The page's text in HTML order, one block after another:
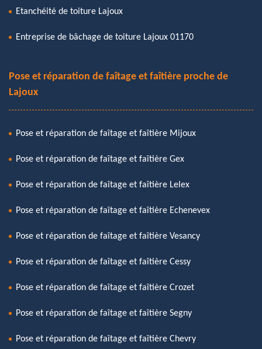
Etanchéité de toiture Lajoux
Entreprise de bâchage de toiture Lajoux 01170
Pose et réparation de faîtage et faîtière proche de
Lajoux
Pose et réparation de faîtage et faîtière Mijoux
Pose et réparation de faîtage et faîtière Gex
Pose et réparation de faîtage et faîtière Lelex
Pose et réparation de faîtage et faîtière Echenevex
Pose et réparation de faîtage et faîtière Vesancy
Pose et réparation de faîtage et faîtière Cessy
Pose et réparation de faîtage et faîtière Crozet
Pose et réparation de faîtage et faîtière Segny
Pose et réparation de faîtage et faîtière Chevry